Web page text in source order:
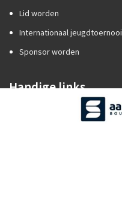
Lid worden
Internationaal jeugdtoernooi
Sponsor worden
Handige links